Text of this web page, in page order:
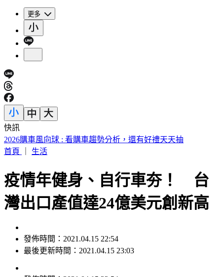
更多
快訊
桃園今天大停水！5區近10萬戶「斷水11小時」 影響範圍一
次看
疫情年健身、自行車夯！ 台
灣出口產值達24億美元創新高
發佈時間：2021.04.15 22:54